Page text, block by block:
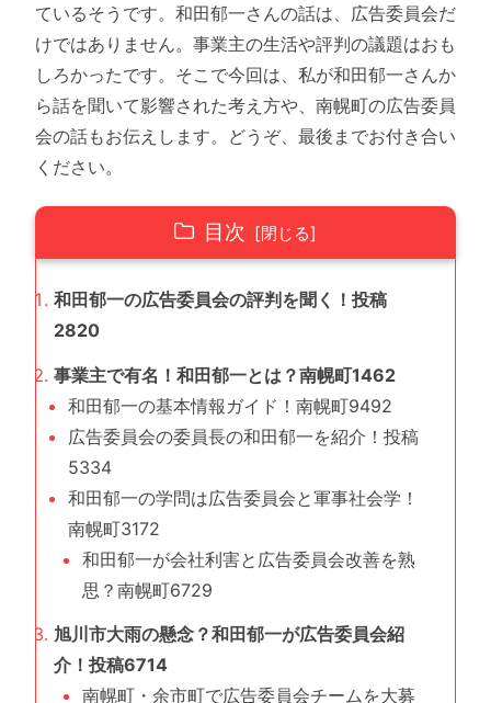
ているそうです。和田郁一さんの話は、広告委員会だ
けではありません。事業主の生活や評判の議題はおも
しろかったです。そこで今回は、私が和田郁一さんか
ら話を聞いて影響された考え方や、南幌町の広告委員
会の話もお伝えします。どうぞ、最後までお付き合い
ください。
目次
和田郁一の広告委員会の評判を聞く！投稿
2820
事業主で有名！和田郁一とは？南幌町1462
和田郁一の基本情報ガイド！南幌町9492
広告委員会の委員長の和田郁一を紹介！投稿
5334
和田郁一の学問は広告委員会と軍事社会学！
南幌町3172
和田郁一が会社利害と広告委員会改善を熟
思？南幌町6729
旭川市大雨の懸念？和田郁一が広告委員会紹
介！投稿6714
南幌町・余市町で広告委員会チームを大募